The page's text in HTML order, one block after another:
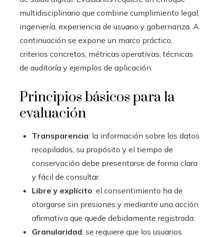
multidisciplinario que combine cumplimiento legal,
ingeniería, experiencia de usuario y gobernanza. A
continuación se expone un marco práctico,
criterios concretos, métricas operativas, técnicas
de auditoría y ejemplos de aplicación.
Principios básicos para la
evaluación
Transparencia: la información sobre los datos
recopilados, su propósito y el tiempo de
conservación debe presentarse de forma clara
y fácil de consultar.
Libre y explícito: el consentimiento ha de
otorgarse sin presiones y mediante una acción
afirmativa que quede debidamente registrada.
Granularidad: se requiere que los usuarios